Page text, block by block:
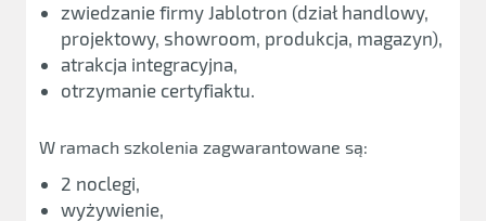
zwiedzanie firmy Jablotron (dział handlowy,
projektowy, showroom, produkcja, magazyn),
atrakcja integracyjna,
otrzymanie certyfiaktu.
W ramach szkolenia zagwarantowane są:
2 noclegi,
wyżywienie,